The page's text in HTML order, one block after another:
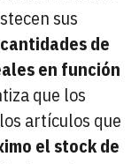
sus
de
en función
que los
artículos que
el stock de